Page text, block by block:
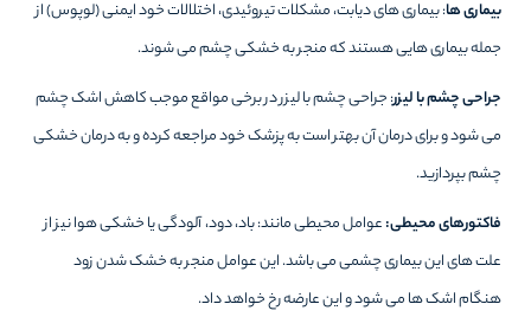
بیماری ها: بیماری های دیابت، مشکلات تیروئیدی، اختلالات خود ایمنی (لوپوس) از
جمله بیماری هایی هستند که منجر به خشکی چشم می شوند.
جراحی چشم با لیزر: جراحی چشم با لیزر در برخی مواقع موجب کاهش اشک چشم
می شود و برای درمان آن بهتر است به پزشک خود مراجعه کرده و به درمان خشکی
چشم بپردازید.
فاکتورهای محیطی: عوامل محیطی مانند: باد، دود، آلودگی یا خشکی هوا نیز از
علت های این بیماری چشمی می باشد. این عوامل منجر به خشک شدن زود
هنگام اشک ها می شود و این عارضه رخ خواهد داد.